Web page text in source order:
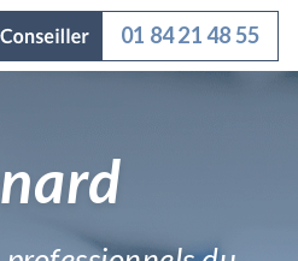
01 84 21 48 55